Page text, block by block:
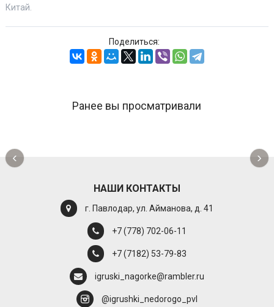
Китай.
Поделиться:
Ранее вы просматривали
‹ ›
НАШИ КОНТАКТЫ
г. Павлодар, ул. Айманова, д. 41
+7 (778) 702-06-11
+7 (7182) 53-79-83
igruski_nagorke@rambler.ru
@igrushki_nedorogo_pvl